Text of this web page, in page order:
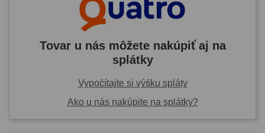
Tovar u nás môžete nakúpiť aj na
splátky
Vypočítajte si výšku spláty
Ako u nás nakúpite na splátky?